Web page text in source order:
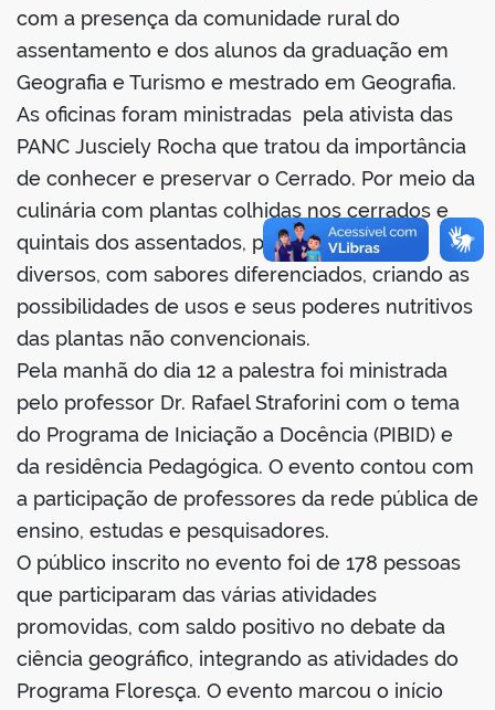
portal
com a presença da comunidade rural do
assentamento e dos alunos da graduação em
Geografia e Turismo e mestrado em Geografia.
As oficinas foram ministradas pela ativista das
PANC Jusciely Rocha que tratou da importância
de conhecer e preservar o Cerrado. Por meio da
culinária com plantas colhidas nos cerrados e
quintais dos assentados, preparou pratos
diversos, com sabores diferenciados, criando as
possibilidades de usos e seus poderes nutritivos
das plantas não convencionais.
Pela manhã do dia 12 a palestra foi ministrada
pelo professor Dr. Rafael Straforini com o tema
do Programa de Iniciação a Docência (PIBID) e
da residência Pedagógica. O evento contou com
a participação de professores da rede pública de
ensino, estudas e pesquisadores.
O público inscrito no evento foi de 178 pessoas
que participaram das várias atividades
promovidas, com saldo positivo no debate da
ciência geográfico, integrando as atividades do
Programa Floresça. O evento marcou o início